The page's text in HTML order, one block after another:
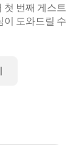
첫 번째 게스트
이 도와드릴 수